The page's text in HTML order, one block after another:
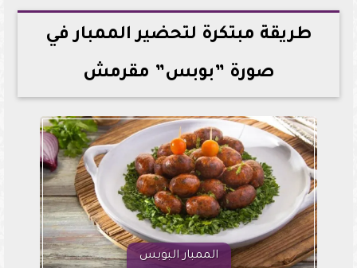
2026-05-29 15:57:05
طريقة مبتكرة لتحضير الممبار في
صورة ”بوبس” مقرمش
الممبار البوبس